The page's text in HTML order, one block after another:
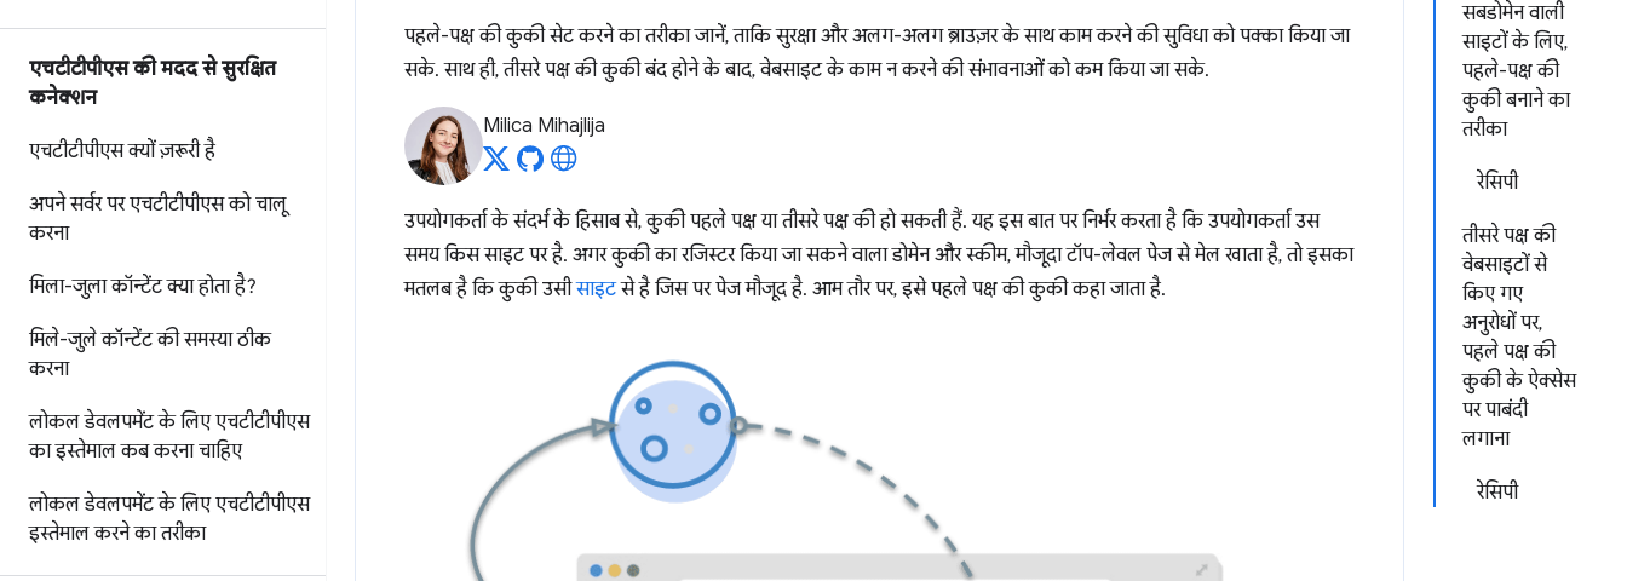
एचटीटीपीएस की मदद से सुरक्षित
कनेक्शन
एचटीटीपीएस क्यों ज़रूरी है
अपने सर्वर पर एचटीटीपीएस को चालू
करना
मिला-जुला कॉन्टेंट क्या होता है?
मिले-जुले कॉन्टेंट की समस्या ठीक
करना
लोकल डेवलपमेंट के लिए एचटीटीपीएस
का इस्तेमाल कब करना चाहिए
लोकल डेवलपमेंट के लिए एचटीटीपीएस
इस्तेमाल करने का तरीका
सबडोमेन वाली
साइटों के लिए,
पहले-पक्ष की
कुकी बनाने का
तरीका
रेसिपी
तीसरे पक्ष की
वेबसाइटों से
किए गए
अनुरोधों पर,
पहले पक्ष की
कुकी के ऐक्सेस
पर पाबंदी
लगाना
रेसिपी
पहले-पक्ष की कुकी सेट करने का तरीका जानें, ताकि सुरक्षा और अलग-अलग ब्राउज़र के साथ काम करने की सुविधा को पक्का किया जा
सके. साथ ही, तीसरे पक्ष की कुकी बंद होने के बाद, वेबसाइट के काम न करने की संभावनाओं को कम किया जा सके.
Milica Mihajlija
उपयोगकर्ता के संदर्भ के हिसाब से, कुकी पहले पक्ष या तीसरे पक्ष की हो सकती हैं. यह इस बात पर निर्भर करता है कि उपयोगकर्ता उस
समय किस साइट पर है. अगर कुकी का रजिस्टर किया जा सकने वाला डोमेन और स्कीम, मौजूदा टॉप-लेवल पेज से मेल खाता है, तो इसका
मतलब है कि कुकी उसीसाइटसे है जिस पर पेज मौजूद है. आम तौर पर, इसे पहले पक्ष की कुकी कहा जाता है.